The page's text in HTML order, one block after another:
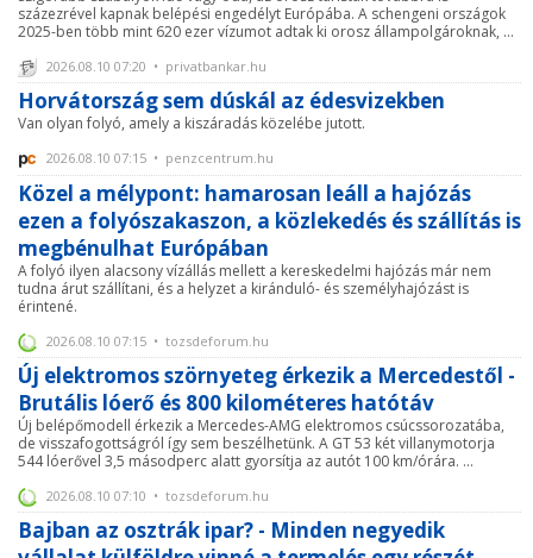
százezrével kapnak belépési engedélyt Európába. A schengeni országok
2025-ben több mint 620 ezer vízumot adtak ki orosz állampolgároknak, ...
2026.08.10 07:20 • privatbankar.hu
Horvátország sem dúskál az édesvizekben
Van olyan folyó, amely a kiszáradás közelébe jutott.
2026.08.10 07:15 • penzcentrum.hu
Közel a mélypont: hamarosan leáll a hajózás
ezen a folyószakaszon, a közlekedés és szállítás is
megbénulhat Európában
A folyó ilyen alacsony vízállás mellett a kereskedelmi hajózás már nem
tudna árut szállítani, és a helyzet a kiránduló- és személyhajózást is
érintené.
2026.08.10 07:15 • tozsdeforum.hu
Új elektromos szörnyeteg érkezik a Mercedestől -
Brutális lóerő és 800 kilométeres hatótáv
Új belépőmodell érkezik a Mercedes-AMG elektromos csúcssorozatába,
de visszafogottságról így sem beszélhetünk. A GT 53 két villanymotorja
544 lóerővel 3,5 másodperc alatt gyorsítja az autót 100 km/órára. ...
2026.08.10 07:10 • tozsdeforum.hu
Bajban az osztrák ipar? - Minden negyedik